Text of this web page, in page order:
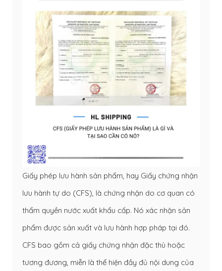
Giấy phép lưu hành sản phẩm, hay Giấy chứng nhận
lưu hành tự do (CFS), là chứng nhận do cơ quan có
thẩm quyền nước xuất khẩu cấp. Nó xác nhận sản
phẩm được sản xuất và lưu hành hợp pháp tại đó.
CFS bao gồm cả giấy chứng nhận đặc thù hoặc
tương đương, miễn là thể hiện đầy đủ nội dung của